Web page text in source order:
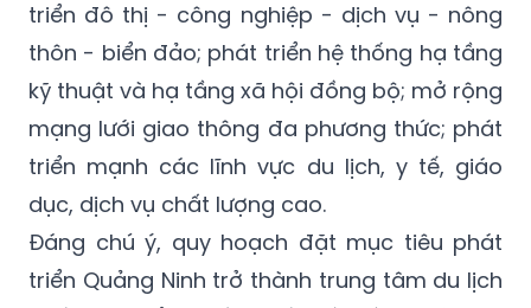
Quy hoạch cũng định hướng rõ các nội dung
trọng tâm như: Tổ chức không gian phát
triển đô thị - công nghiệp - dịch vụ - nông
thôn - biển đảo; phát triển hệ thống hạ tầng
kỹ thuật và hạ tầng xã hội đồng bộ; mở rộng
mạng lưới giao thông đa phương thức; phát
triển mạnh các lĩnh vực du lịch, y tế, giáo
dục, dịch vụ chất lượng cao.